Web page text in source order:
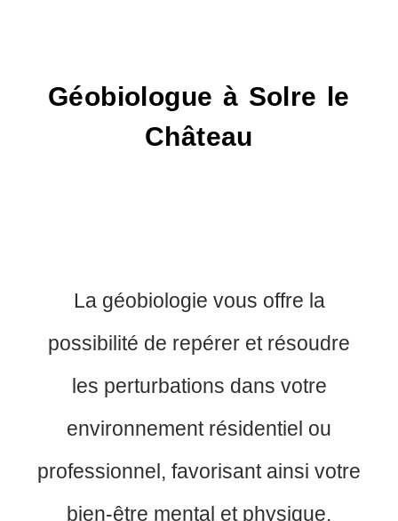
Géobiologue à Solre le
Château
La géobiologie vous offre la
possibilité de repérer et résoudre
les perturbations dans votre
environnement résidentiel ou
professionnel, favorisant ainsi votre
bien-être mental et physique.